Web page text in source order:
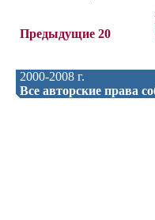
Предыдущие 20
2000-2008 г.
Все авторские права